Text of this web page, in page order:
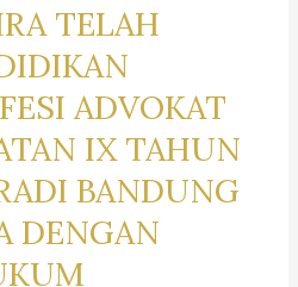
TELAH
ADVOKAT
IX TAHUN
BANDUNG
DENGAN